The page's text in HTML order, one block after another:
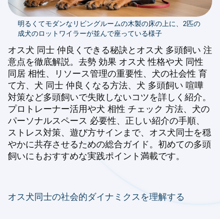
明るくてモダンなリビングルームの木製の床の上に、2匹の
成犬のロットワイラーが並んで座っている様子
オス犬 同士 仲良くできる秘訣とオス犬 多頭飼い 注
意点を徹底解説。去勢 効果 オス犬 性格や犬 同性
同居 相性、リソース管理の重要性、犬の社会性 育
て方、犬 同士 仲良くなる方法、犬 多頭飼い 喧嘩
対策など多頭飼いで失敗しないコツを詳しく紹介。
プロトレーナー活用や犬 相性 チェック 方法、犬の
パーソナルスペース 必要性、正しい紹介の手順、
ストレス対策、遊び方サインまで、オス犬同士を穏
やかに共存させるための総合ガイド。初めての多頭
飼いにもおすすめな実践ポイント満載です。
オス犬同士の社会的ダイナミクスを理解する